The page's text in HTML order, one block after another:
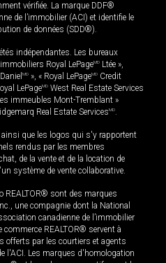
vérifiée. La marque DDF®
de l’immobilier (ACI) et identifie le
de données (SDD®).
indépendantes. Les bureaux
Royal LePageMD Ltée »,
MD », « Royal LePageMD Credit
LePageMD West Real Estate Services
immeubles Mont-Tremblant »
Real Estate ServicesMD.
que les logos qui s'y rapportent
rendus par les membres
de la vente et de la location de
système de vente collaborative.
REALTOR® sont des marques
une compagnie dont la National
canadienne de l’immobilier
REALTOR® servent à
offerts par les courtiers et agents
l'ACI. Les marques d'homologation